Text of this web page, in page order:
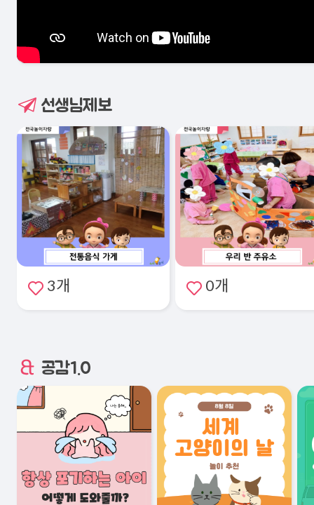
선생님제보
3개 0개
공감1.0